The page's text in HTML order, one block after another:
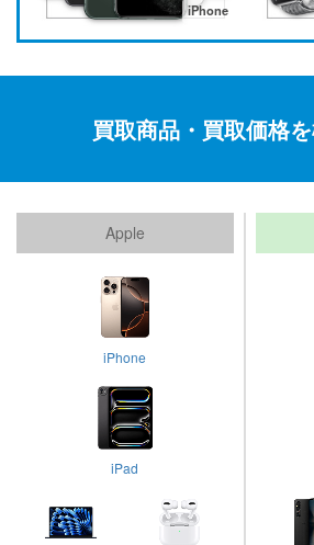
iPhone
買取商品・買取価格
Apple
iPhone
iPad